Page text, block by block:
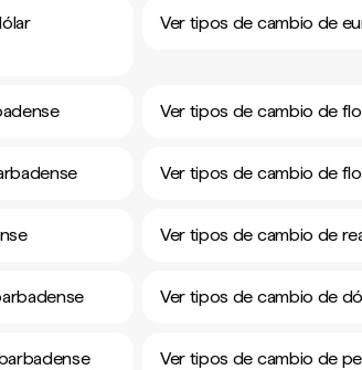
Ver tipos de cambio de
Ver tipos de cambio de
Ver tipos de cambio de
Ver tipos de cambio de
Ver tipos de cambio de
Ver tipos de cambio de